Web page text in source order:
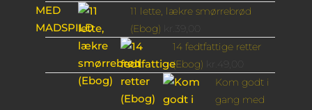
11 lette, lækre smørrebrød
(Ebog)
39,00
14 fedtfattige retter
(Ebog)
49,00
Kom godt i
gang med